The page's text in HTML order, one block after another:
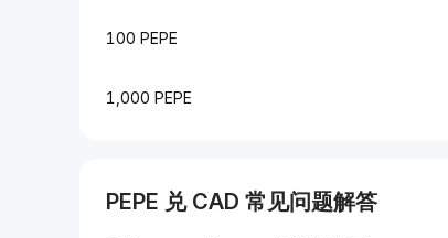
100 PEPE
1,000 PEPE
PEPE 兑 CAD 常见问题解答